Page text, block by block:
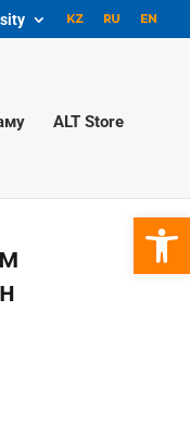
ALT Store